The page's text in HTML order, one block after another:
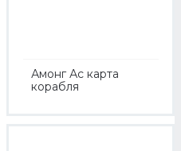
Амонг Ас карта
корабля